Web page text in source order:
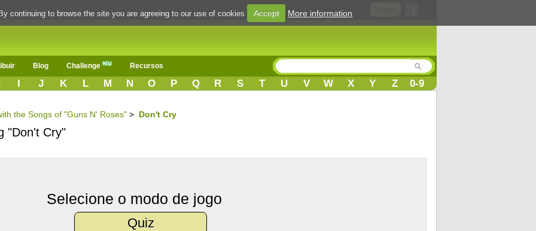
Blog Challenge Recursos
I J K L M N O P Q R S T U V W X Y Z 0-9
the Songs of "Guns N' Roses" > Don't Cry
"Don't Cry"
Selecione o modo de jogo
Quiz
continuing to browse the site you are agreeing to our use of cookies Accept More information